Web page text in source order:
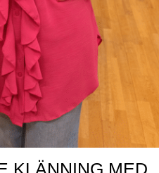
KLÄNNING MED